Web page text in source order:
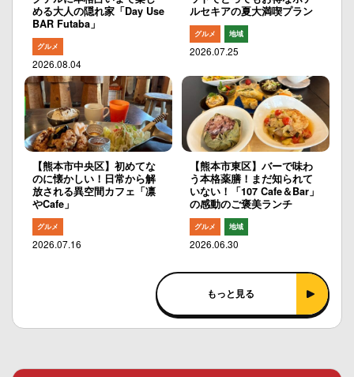
める大人の隠れ家「Day Use
BAR Futaba」
グルメ
2026.08.04
ルセキアの夏大満喫プラン
グルメ 地域
2026.07.25
【熊本市中央区】初めてな
のに懐かしい！日常から解
放される異空間カフェ「凛
やCafe」
グルメ
2026.07.16
【熊本市東区】バーで味わ
う本格薬膳！まだ知られて
いない！「107 Cafe＆Bar」
の感動のご褒美ランチ
グルメ 地域
2026.06.30
もっと見る